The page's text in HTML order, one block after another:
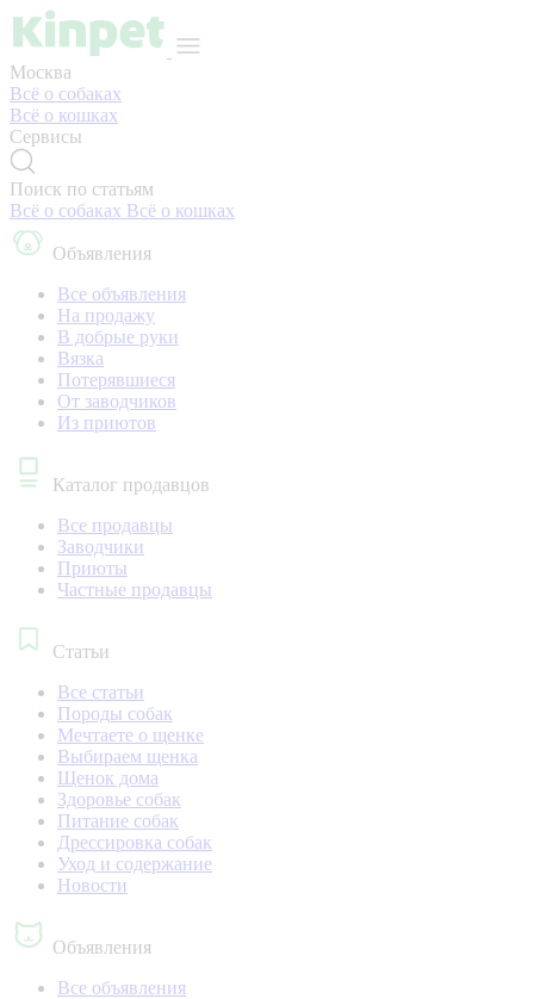
Москва
Всё о собаках
Всё о кошках
Сервисы
Поиск по статьям
Всё о собаках Всё о кошках
Объявления
Все объявления
На продажу
В добрые руки
Вязка
Потерявшиеся
От заводчиков
Из приютов
Каталог продавцов
Все продавцы
Заводчики
Приюты
Частные продавцы
Статьи
Все статьи
Породы собак
Мечтаете о щенке
Выбираем щенка
Щенок дома
Здоровье собак
Питание собак
Дрессировка собак
Уход и содержание
Новости
Объявления
Все объявления